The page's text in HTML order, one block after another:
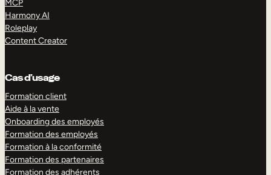
MCP
Harmony AI
Roleplay
Content Creator
Cas d’usage
Formation client
Aide à la vente
Onboarding des employés
Formation des employés
Formation à la conformité
Formation des partenaires
Formation des adhérents